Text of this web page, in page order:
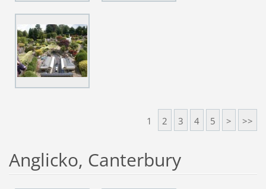
1 2 3 4 5 > >>
Anglicko, Canterbury